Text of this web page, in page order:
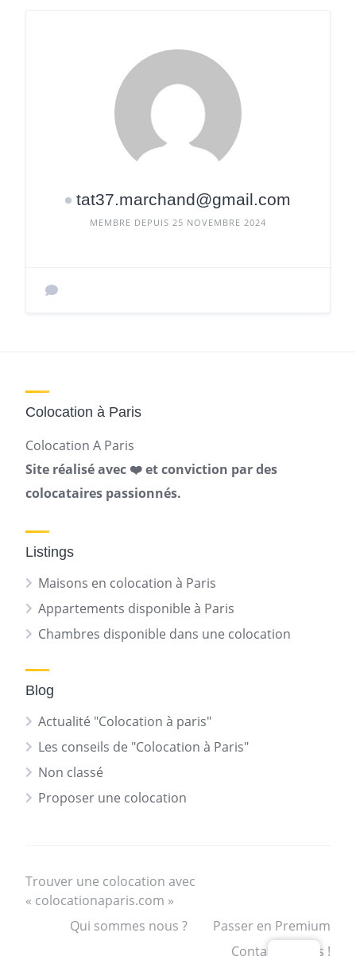
tat37.marchand@gmail.com
MEMBRE DEPUIS 25 NOVEMBRE 2024
Colocation à Paris
Colocation A Paris
Site réalisé avec ❤️ et conviction par des
colocataires passionnés.
Listings
Maisons en colocation à Paris
Appartements disponible à Paris
Chambres disponible dans une colocation
Blog
Actualité "Colocation à paris"
Les conseils de "Colocation à Paris"
Non classé
Proposer une colocation
Trouver une colocation avec
« colocationaparis.com »
Qui sommes nous ?
Passer en Premium
Contactez nous !